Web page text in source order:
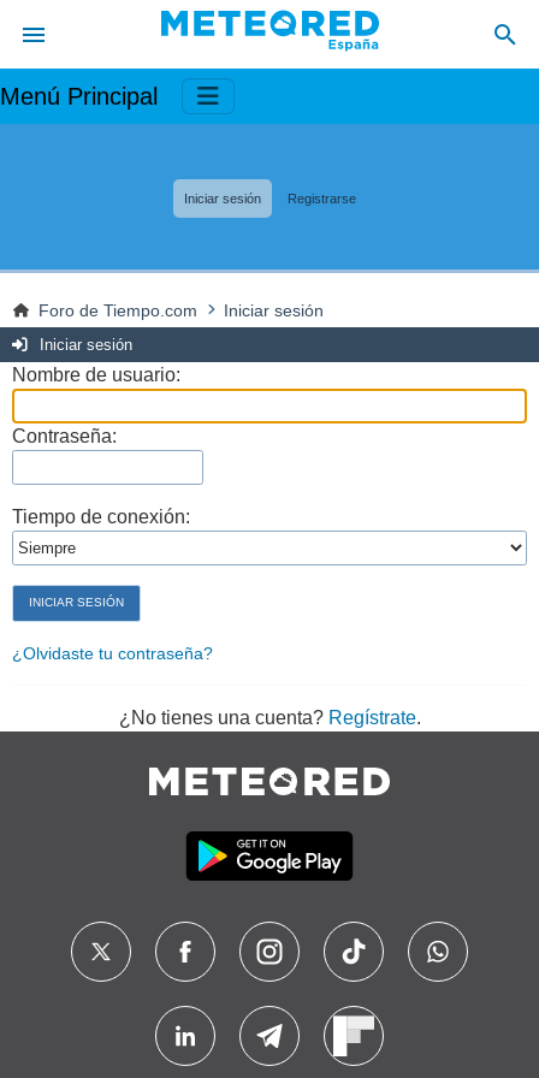
Menú Principal
Iniciar sesión Registrarse
Foro de Tiempo.com Iniciar sesión
Iniciar sesión
Nombre de usuario:
Contraseña:
Tiempo de conexión:
¿Olvidaste tu contraseña?
¿No tienes una cuenta? Regístrate.